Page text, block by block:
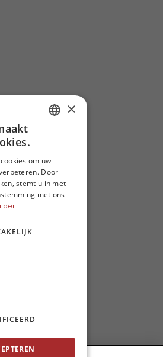
bestaat
ENGLISH
×
om uw
Door
stemt u in met
met ons